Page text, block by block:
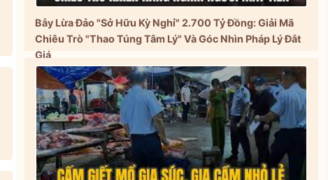
Bẫy Lừa Đảo "Sở Hữu Kỳ Nghỉ" 2.700 Tỷ Đồng: Giải Mã
Chiêu Trò "Thao Túng Tâm Lý" Và Góc Nhìn Pháp Lý Đắt
Giá